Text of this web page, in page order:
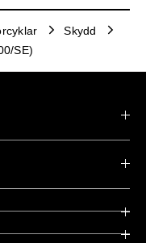
Skydd
SE)